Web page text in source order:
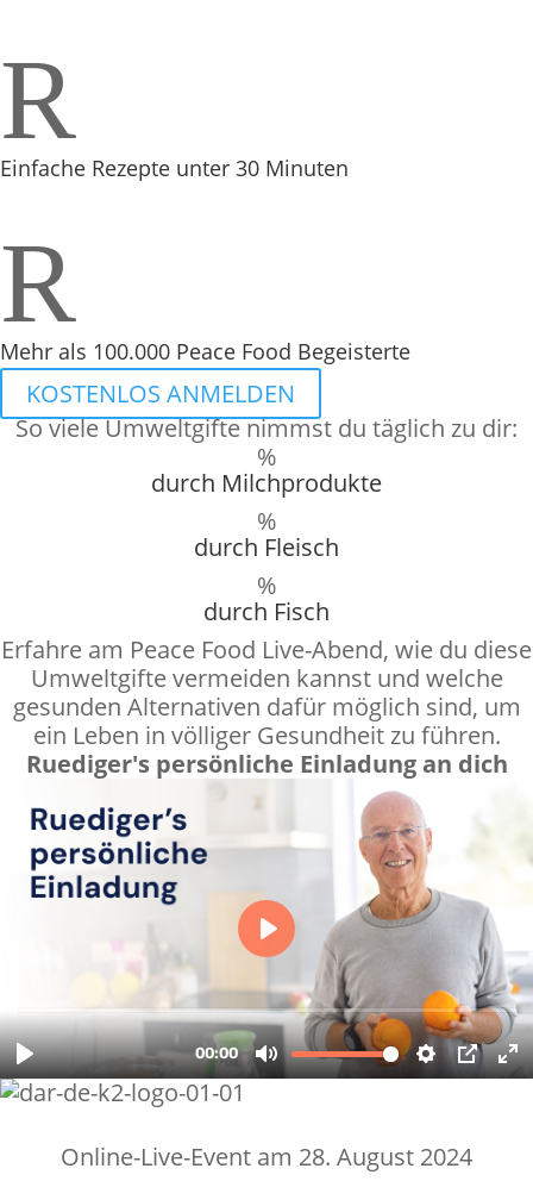
R
Einfache Rezepte unter 30 Minuten
R
Mehr als 100.000 Peace Food Begeisterte
KOSTENLOS ANMELDEN
So viele Umweltgifte nimmst du täglich zu dir:
%
durch Milchprodukte
%
durch Fleisch
%
durch Fisch
Erfahre am Peace Food Live-Abend, wie du diese
Umweltgifte vermeiden kannst und welche
gesunden Alternativen dafür möglich sind, um
ein Leben in völliger Gesundheit zu führen.
Ruediger's persönliche Einladung an dich
Online-Live-Event am 28. August 2024